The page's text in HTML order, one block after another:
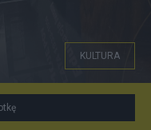
KULTURA